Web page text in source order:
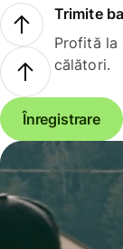
Trimite
Profită la
călători.
Înregistrare